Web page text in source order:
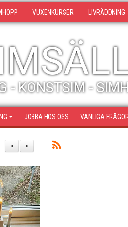
VUXENKURSER LIVRÄDDNING
- KONSTSIM -
JOBBA HOS OSS VANLIGA FRÅGOR
>
<